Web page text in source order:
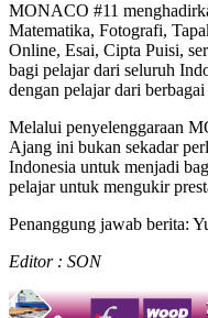
MONACO #11
Matematika, Fotografi,
Online, Esai, Cipta Puisi,
bagi pelajar dari seluruh
dengan pelajar dari berbagai
Melalui penyelenggaraan
Ajang ini bukan sekadar
Indonesia untuk menjadi
pelajar untuk mengukir
Penanggung jawab berita:
Editor : SON